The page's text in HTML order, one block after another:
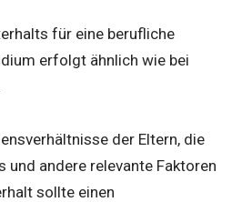
für eine berufliche
erfolgt ähnlich wie bei
der Eltern, die
und andere relevante Faktoren
sollte einen